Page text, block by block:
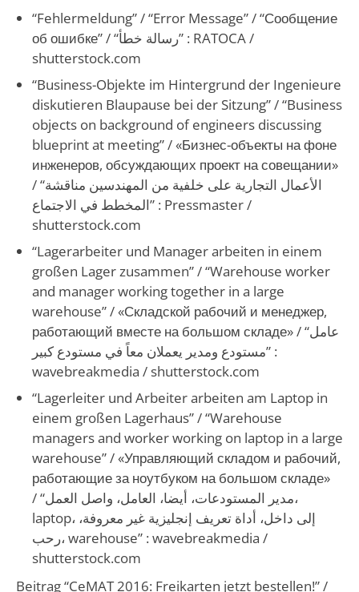
“Fehlermeldung” / “Error Message” /“Сообщение
об ошибке”/ “رسالة خطأ” : RATOCA /
shutterstock.com
“Business-Objekte im Hintergrund der Ingenieure
diskutieren Blaupause bei der Sitzung”/ “Business
objects on background of engineers discussing
blueprint at meeting” /«Бизнес-объекты на фоне
инженеров, обсуждающих проект на совещании»
/“الأعمال التجارية على خلفية من المهندسين مناقشة
المخطط في الاجتماع” : Pressmaster /
shutterstock.com
“Lagerarbeiter und Manager arbeiten in einem
großen Lager zusammen”/ “Warehouse worker
and manager working together in a large
warehouse” /«Складской рабочий и менеджер,
работающий вместе на большом складе»/“عامل
مستودع ومدير يعملان معاً في مستودع كبير” :
wavebreakmedia / shutterstock.com
“Lagerleiter und Arbeiter arbeiten am Laptop in
einem großen Lagerhaus”/ “Warehouse
managers and worker working on laptop in a large
warehouse” / «Управляющий складом и рабочий,
работающие за ноутбуком на большом складе»
/“مدير المستودعات، أيضا، العامل، واصل العمل،
laptop، إلى داخل، أداة تعريف إنجليزية غير معروفة،
رحب، warehouse” : wavebreakmedia /
shutterstock.com
Beitrag “CeMAT 2016: Freikarten jetzt bestellen!” /